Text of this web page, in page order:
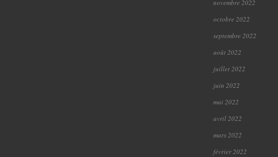
novembre 2022
octobre 2022
septembre 2022
août 2022
juillet 2022
juin 2022
mai 2022
avril 2022
mars 2022
février 2022